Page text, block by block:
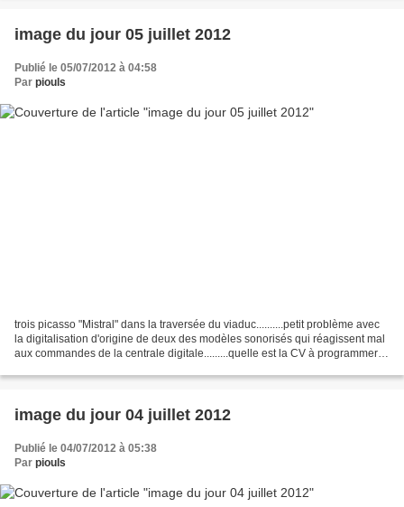
image du jour 05 juillet 2012
Publié le 05/07/2012 à 04:58
Par piouls
trois picasso "Mistral" dans la traversée du viaduc..........petit problème avec
la digitalisation d'origine de deux des modèles sonorisés qui réagissent mal
aux commandes de la centrale digitale.........quelle est la CV à programmer
image du jour 04 juillet 2012
Publié le 04/07/2012 à 05:38
Par piouls